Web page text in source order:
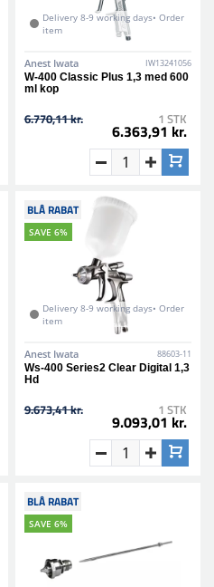
Delivery 8-9 working days• Order
item
Anest Iwata IW13241056
W-400 Classic Plus 1,3 med 600
ml kop
6.770,11 kr. 1 STK
6.363,91 kr.
BLÅ RABAT
SAVE 6%
Delivery 8-9 working days• Order
item
Anest Iwata 88603-11
Ws-400 Series2 Clear Digital 1,3
Hd
9.673,41 kr. 1 STK
9.093,01 kr.
BLÅ RABAT
SAVE 6%